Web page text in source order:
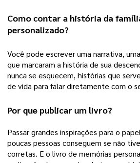
Como contar a história da
personalizado?
Você pode escrever uma narrativa,
que marcaram a história de sua
nunca se esquecem, histórias que
de vida para falar diretamente com o
Por que publicar um livro?
Passar grandes inspirações para o
poucas pessoas conseguem se não
corretas. E o livro de memórias